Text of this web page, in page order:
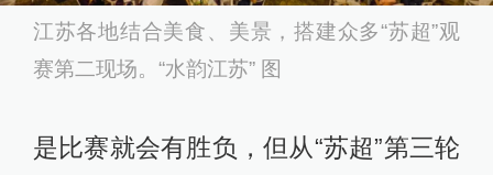
江苏各地结合美食、美景，搭建众多“苏超”观
赛第二现场。“水韵江苏” 图
是比赛就会有胜负，但从“苏超”第三轮